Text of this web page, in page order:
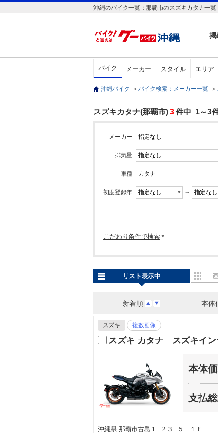
沖縄のバイク一覧：那覇市のスズキカタナ一覧
バイク メーカー スタイル エリア
沖縄バイク ＞ バイク検索：メーカー一覧 ＞
スズキカタナ(那覇市)3件中 1～3
メーカー
排気量
車種
初度登録年 ～
こだわり条件で検索
新着順 本体
リスト表示中
スズキ 複数画像
スズキ カタナ スズキイ
本体
支払
沖縄県 那覇市古島１−２３−５ １Ｆ